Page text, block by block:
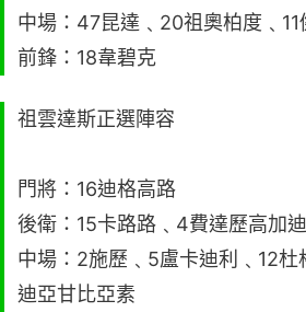
中場：47昆達﹑20祖奧柏度﹑11
前鋒：18韋碧克
祖雲達斯正選陣容
門將：16迪格高路
後衛：15卡路路﹑4費達歷高加
中場：2施歷﹑5盧卡迪利﹑12杜
迪亞甘比亞素